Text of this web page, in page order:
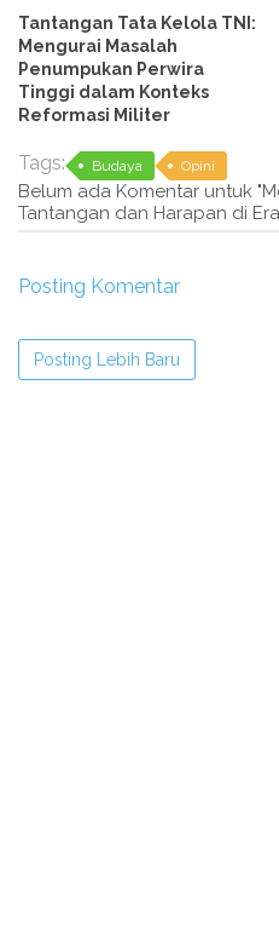
Tantangan Tata Kelola TNI:
Mengurai Masalah
Penumpukan Perwira
Tinggi dalam Konteks
Reformasi Militer
Tags: Budaya Opini
Belum ada Komentar untuk
Tantangan dan Harapan di
Posting Komentar
Posting Lebih Baru